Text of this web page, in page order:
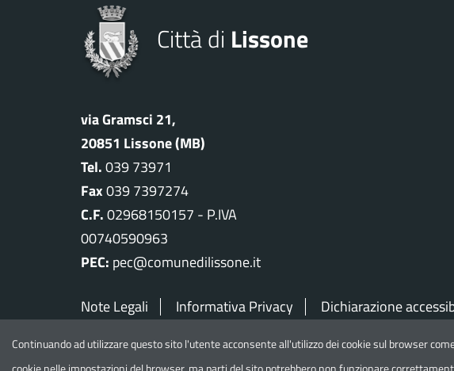
Città di Lissone
via Gramsci 21,
20851 Lissone (MB)
Tel.039 73971
Fax039 7397274
C.F.02968150157 - P.IVA
00740590963
PEC: pec@comunedilissone.it
Note Legali Informativa Privacy Dichiarazione
©2026 Comune di Lissone - Tutti i diritti riservati
Continuando ad utilizzare questo sito l'utente acconsente all'utilizzo dei cookie sul browser